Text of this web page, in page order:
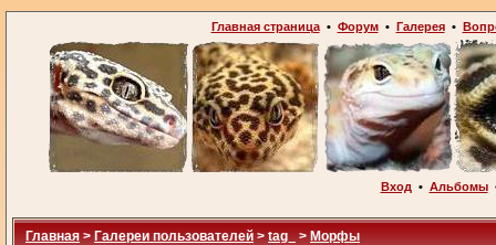
Главная страница• Форум• Галерея•
Вход • Альбомы
Главная > Галереи пользователей > tag_ > Морфы